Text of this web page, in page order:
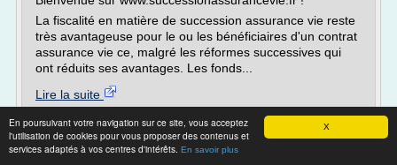
X
En poursuivant votre navigation sur ce site, vous acceptez
l'utilisation de cookies pour vous proposer des contenus et
services adaptés à vos centres d'intérêts. En savoir plus
La fiscalité en matière de succession assurance vie reste
très avantageuse pour le ou les bénéficiaires d'un contrat
assurance vie ce, malgré les réformes successives qui
ont réduits ses avantages. Les fonds...
Lire la suite
Site :http://successionassurancevie.fr